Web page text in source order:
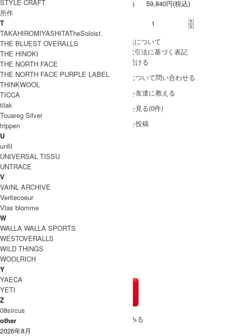
販売価格 59,840円(税込)
» 採寸方法について
» 特定商取引法に基づく表記
買い物を続ける
この商品について問い合わせる
この商品を友達に教える
レビューを見る(0件)
レビューを投稿
59,840円(税込)
S
59,840円(税込)
M
59,840円(税込)
×
L
59,840円(税込)
» もうすこしtilak (ティラック)のアイテムをみる
STYLE CRAFT
所作
T
TAKAHIROMIYASHITATheSoloist.
THE BLUEST OVERALLS
THE HINOKI
THE NORTH FACE
THE NORTH FACE PURPLE LABEL
THINKWOOL
TICCA
tilak
Touareg Silver
trippen
U
unfil
UNIVERSAL TISSU
UNTRACE
V
VAINL ARCHIVE
Veritecoeur
Vlas blomme
W
WALLA WALLA SPORTS
WESTOVERALLS
WILD THINGS
WOOLRICH
Y
YAECA
YETI
Z
08sircus
other
2026年8月